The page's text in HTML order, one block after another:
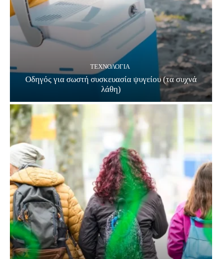
ΤΕΧΝΟΛΟΓΊΑ
Οδηγός για σωστή συσκευασία ψυγείου (τα συχνά
λάθη)